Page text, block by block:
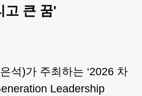
고 큰 꿈'
석)가 주최하는 ‘2026 차
Leadership